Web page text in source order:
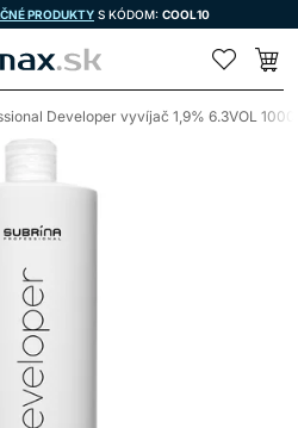
PRODUKTY S KÓDOM: COOL10
Developer vyvíjač 1,9% 6.3VOL